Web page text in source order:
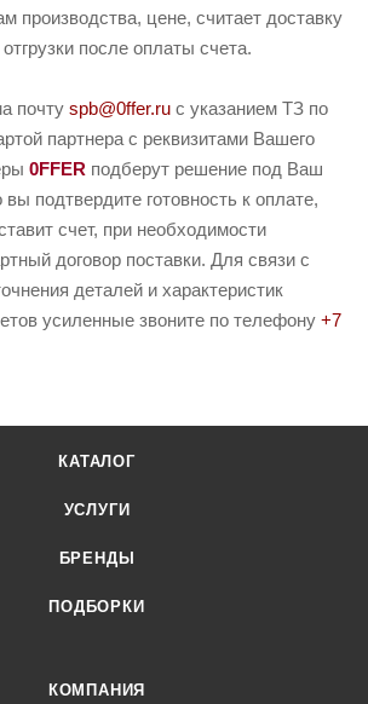
производства, цене, считает доставку
после оплаты счета.
почту spb@0ffer.ru с указанием ТЗ по
партнера с реквизитами Вашего
0FFER подберут решение под Ваш
вы подтвердите готовность к оплате,
счет, при необходимости
договор поставки. Для связи с
деталей и характеристик
усиленные звоните по телефону +7
КАТАЛОГ
УСЛУГИ
БРЕНДЫ
ПОДБОРКИ
КОМПАНИЯ